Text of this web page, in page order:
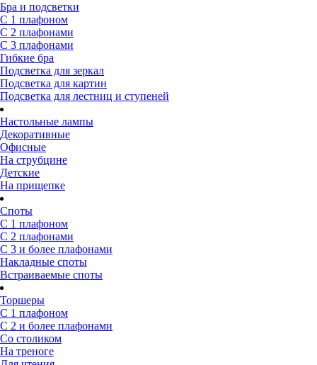
Бра и подсветки
С 1 плафоном
С 2 плафонами
С 3 плафонами
Гибкие бра
Подсветка для зеркал
Подсветка для картин
Подсветка для лестниц и ступеней
Настольные лампы
Декоративные
Офисные
На струбцине
Детские
На прищепке
Споты
С 1 плафоном
С 2 плафонами
С 3 и более плафонами
Накладные споты
Встраиваемые споты
Торшеры
С 1 плафоном
С 2 и более плафонами
Со столиком
На треноге